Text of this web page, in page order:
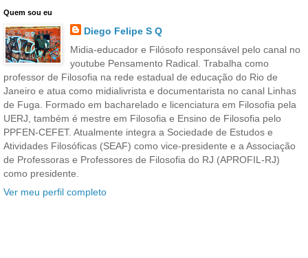
Quem sou eu
Diego Felipe S Q
Midia-educador e Filósofo responsável pelo canal no
youtube Pensamento Radical. Trabalha como
professor de Filosofia na rede estadual de educação do Rio de
Janeiro e atua como midialivrista e documentarista no canal Linhas
de Fuga. Formado em bacharelado e licenciatura em Filosofia pela
UERJ, também é mestre em Filosofia e Ensino de Filosofia pelo
PPFEN-CEFET. Atualmente integra a Sociedade de Estudos e
Atividades Filosóficas (SEAF) como vice-presidente e a Associação
de Professoras e Professores de Filosofia do RJ (APROFIL-RJ)
como presidente.
Ver meu perfil completo